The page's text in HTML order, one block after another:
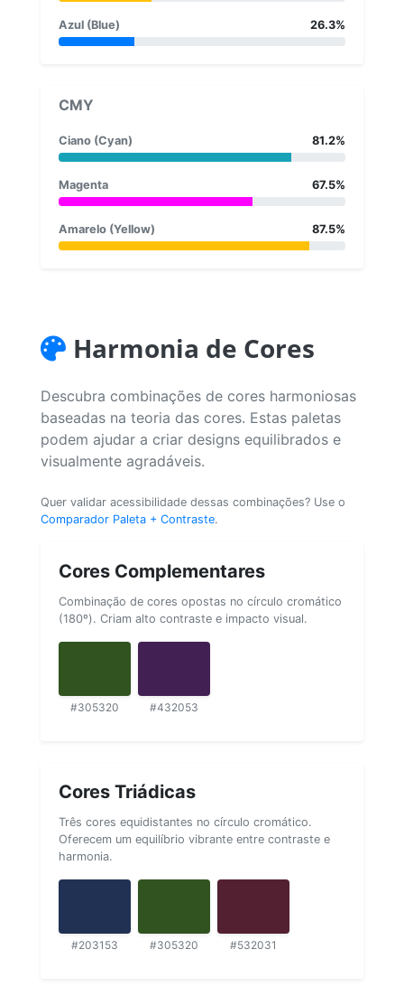
Azul (Blue) 26.3%
CMY
Ciano (Cyan) 81.2%
Magenta 67.5%
Amarelo (Yellow) 87.5%
Harmonia de Cores
Descubra combinações de cores harmoniosas
baseadas na teoria das cores. Estas paletas
podem ajudar a criar designs equilibrados e
visualmente agradáveis.
Quer validar acessibilidade dessas combinações? Use o
Comparador Paleta + Contraste.
Cores Complementares
Combinação de cores opostas no círculo cromático
(180º). Criam alto contraste e impacto visual.
#305320 #432053
Cores Triádicas
Três cores equidistantes no círculo cromático.
Oferecem um equilíbrio vibrante entre contraste e
harmonia.
#203153 #305320 #532031